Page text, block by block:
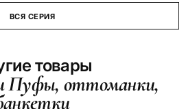
ВСЯ СЕРИЯ
товары
Пуфы, оттоманки,